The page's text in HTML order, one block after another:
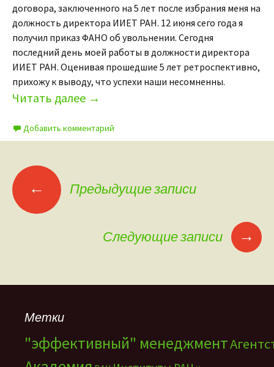
договора, заключенного на 5 лет после избрания меня на
должность директора ИИЕТ РАН. 12 июня сего года я
получил приказ ФАНО об увольнении. Сегодня
последний день моей работы в должности директора
ИИЕТ РАН. Оценивая прошедшие 5 лет ретроспективно,
прихожу к выводу, что успехи наши несомненны.
Читать далее →
Добавить комментарий
Навигация по записям
← Предыдущие записи
Следующие записи →
Метки
"эффективный" менеджмент